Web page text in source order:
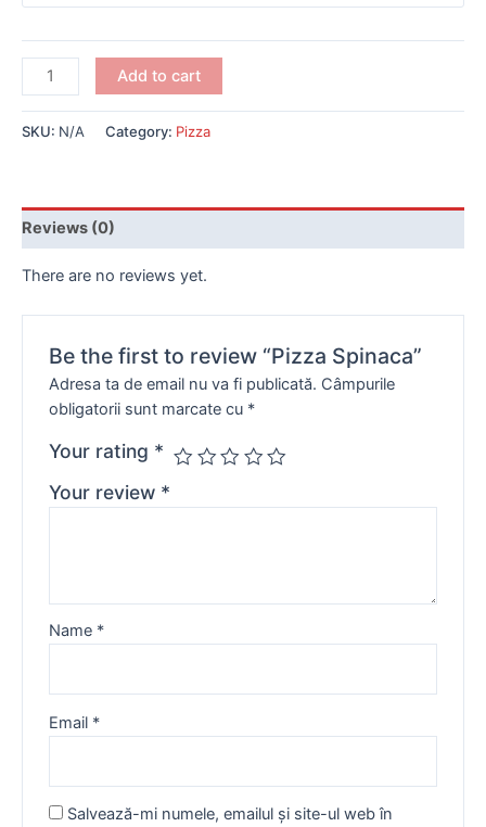
Add to cart
SKU: N/A Category: Pizza
Reviews (0)
There are no reviews yet.
Be the first to review “Pizza Spinaca”
Adresa ta de email nu va fi publicată. Câmpurile
obligatorii sunt marcate cu *
Your rating *
Your review *
Name *
Email *
Salvează-mi numele, emailul și site-ul web în